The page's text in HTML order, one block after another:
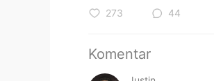
273 44
Komentar